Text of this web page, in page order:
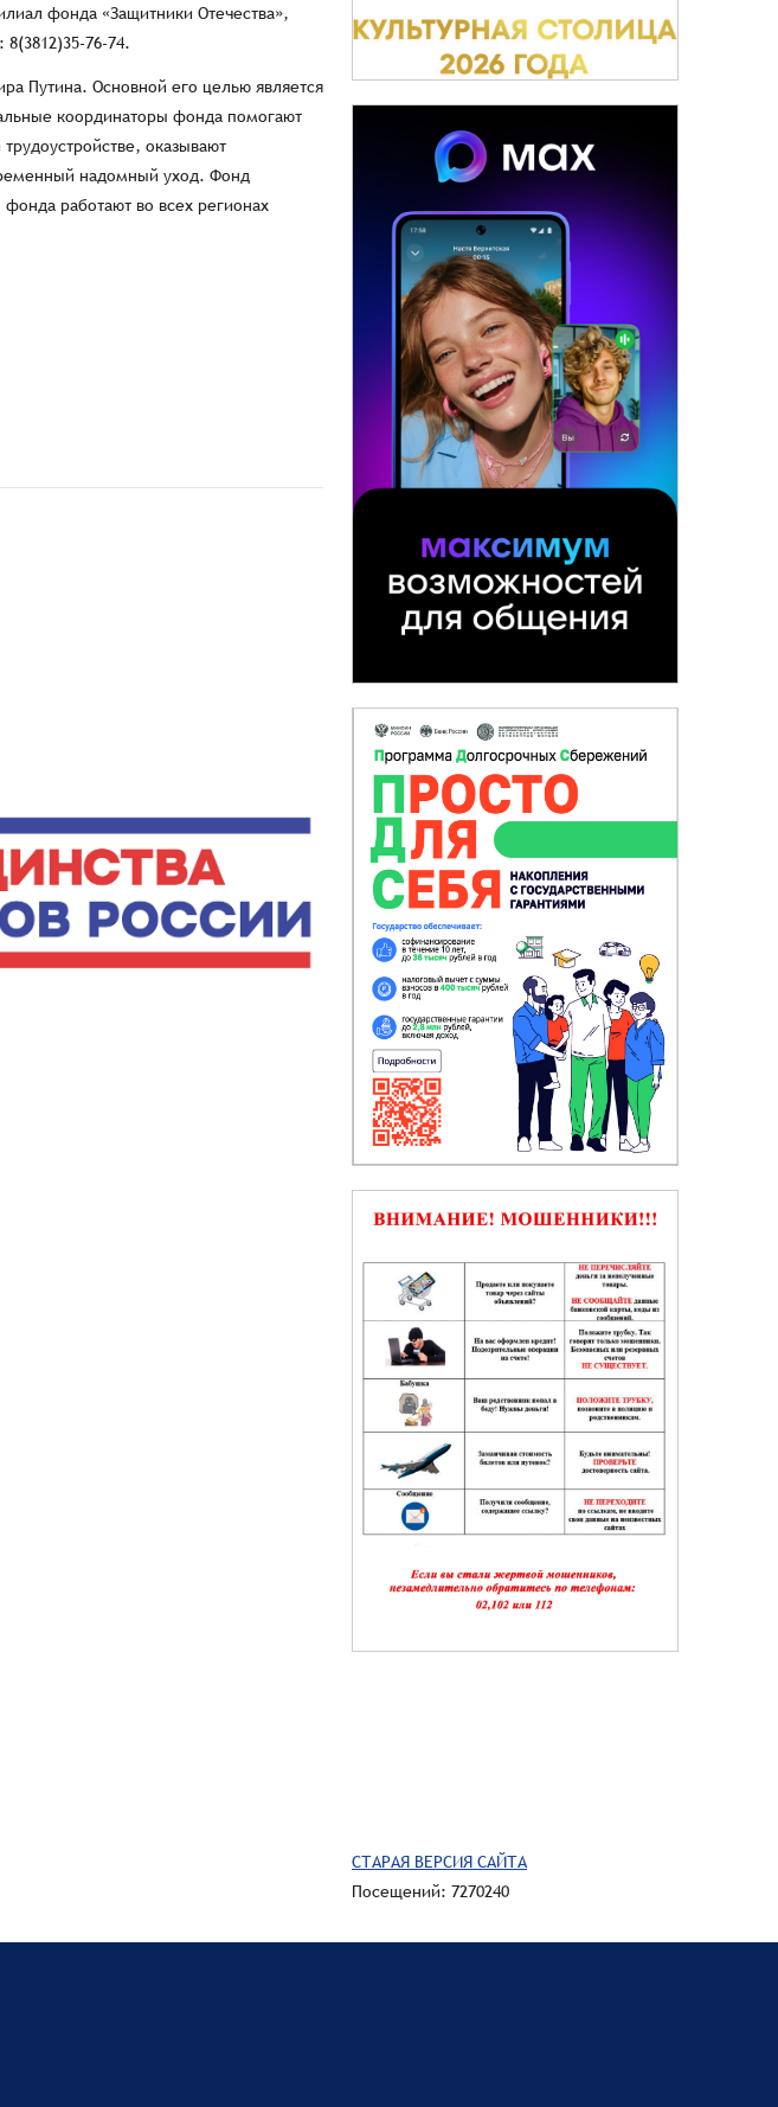
фонда «Защитники Отечества»,
76-74.
Путина. Основной его целью является
координаторы фонда помогают
оказывают
надомный уход. Фонд
работают во всех регионах
СТАРАЯ ВЕРСИЯ САЙТА
Посещений: 7270240